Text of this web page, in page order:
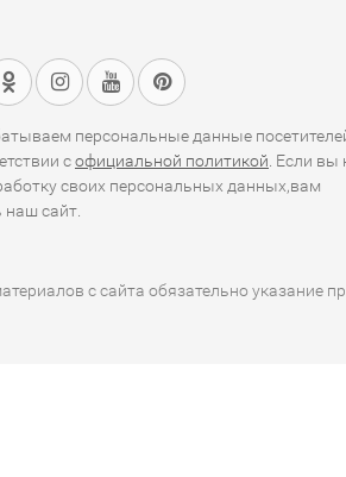
персональные данные
софициальной политикой. Если вы
своих персональных данных,вам
наш сайт.
с сайта обязательно указание